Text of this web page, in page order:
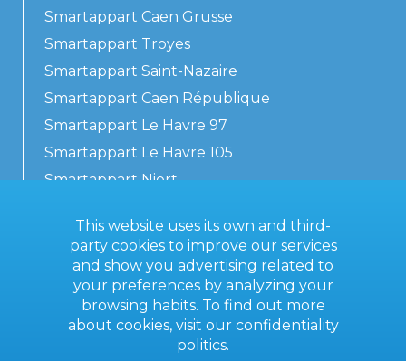
Smartappart Caen Grusse
Smartappart Troyes
Smartappart Saint-Nazaire
Smartappart Caen République
Smartappart Le Havre 97
Smartappart Le Havre 105
Smartappart Niort
Contact us
General terms
This website uses its own and third-
party cookies to improve our services
and show you advertising related to
your preferences by analyzing your
browsing habits. To find out more
about cookies, visit our confidentiality
politics.